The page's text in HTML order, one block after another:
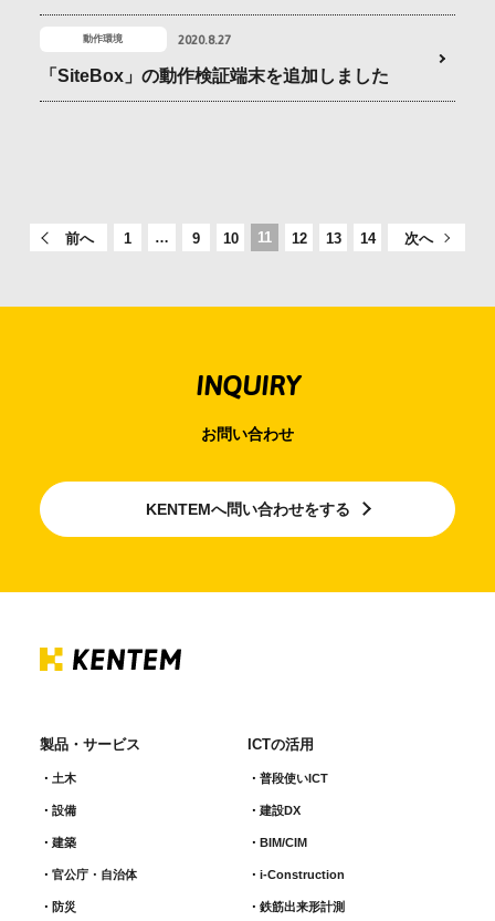
動作環境 2020.8.27
「SiteBox」の動作検証端末を追加しました
前へ 1 … 9 10 11 12 13 14 次へ
INQUIRY
お問い合わせ
KENTEMへ問い合わせをする
製品・サービス
土木
設備
建築
官公庁・自治体
防災
ICTの活用
普段使いICT
建設DX
BIM/CIM
i-Construction
鉄筋出来形計測​